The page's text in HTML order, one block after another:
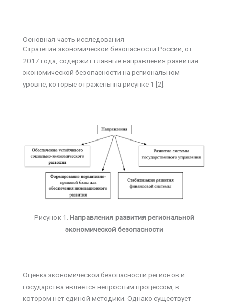
Основная часть исследования
Стратегия экономической безопасности России, от
2017 года, содержит главные направления развития
экономической безопасности на региональном
уровне, которые отражены на рисунке 1 [2].
Рисунок 1. Направления развития региональной
экономической безопасности
Оценка экономической безопасности регионов и
государства является непростым процессом, в
котором нет единой методики. Однако существует